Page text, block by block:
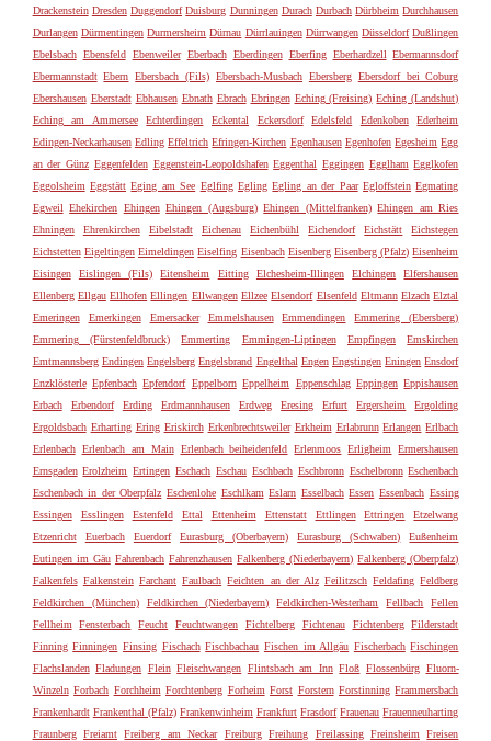
Drackenstein Dresden Duggendorf Duisburg Dunningen Durach Durbach Dürbheim Durchhausen
Durlangen Dürmentingen Durmersheim Dürnau Dürrlauingen Dürrwangen Düsseldorf Dußlingen
Ebelsbach Ebensfeld Ebenweiler Eberbach Eberdingen Eberfing Eberhardzell Ebermannsdorf
Ebermannstadt Ebern Ebersbach (Fils) Ebersbach-Musbach Ebersberg Ebersdorf bei Coburg
Ebershausen Eberstadt Ebhausen Ebnath Ebrach Ebringen Eching (Freising) Eching (Landshut)
Eching am Ammersee
Echterdingen Eckental Eckersdorf Edelsfeld Edenkoben
Ederheim
Edingen-Neckarhausen Edling Effeltrich Efringen-Kirchen Egenhausen Egenhofen Egesheim Egg
an der Günz Eggenfelden Eggenstein-Leopoldshafen Eggenthal Eggingen Egglham Egglkofen
Eggolsheim Eggstätt Eging am See Eglfing Egling Egling an der Paar Egloffstein Egmating
Egweil Ehekirchen Ehingen Ehingen (Augsburg) Ehingen (Mittelfranken) Ehingen am Ries
Ehningen
Ehrenkirchen Eibelstadt Eichenau Eichenbühl Eichendorf Eichstätt
Eichstegen
Eichstetten Eigeltingen Eimeldingen Eiselfing Eisenbach Eisenberg Eisenberg (Pfalz) Eisenheim
Eisingen
Eislingen (Fils) Eitensheim Eitting Elchesheim-Illingen Elchingen
Elfershausen
Ellenberg Ellgau Ellhofen Ellingen Ellwangen Ellzee Elsendorf Elsenfeld Eltmann Elzach Elztal
Emeringen
Emerkingen Emersacker Emmelshausen Emmendingen
Emmering (Ebersberg)
Emmering (Fürstenfeldbruck)
Emmerting Emmingen-Liptingen Empfingen
Emskirchen
Emtmannsberg Endingen Engelsberg Engelsbrand Engelthal Engen Engstingen Eningen Ensdorf
Enzklösterle Epfenbach Epfendorf Eppelborn Eppelheim Eppenschlag Eppingen Eppishausen
Erbach
Erbendorf Erding Erdmannhausen Erdweg Eresing Erfurt Ergersheim
Ergolding
Ergoldsbach Erharting Ering Eriskirch Erkenbrechtsweiler Erkheim Erlabrunn Erlangen Erlbach
Erlenbach Erlenbach am Main Erlenbach beiheidenfeld Erlenmoos Erligheim
Ermershausen
Ernsgaden Erolzheim Ertingen Eschach Eschau Eschbach Eschbronn Eschelbronn Eschenbach
Eschenbach in der Oberpfalz Eschenlohe Eschlkam Eslarn Esselbach Essen Essenbach Essing
Essingen
Esslingen Estenfeld Ettal Ettenheim Ettenstatt Ettlingen Ettringen
Etzelwang
Etzenricht
Euerbach Euerdorf Eurasburg (Oberbayern) Eurasburg (Schwaben)
Eußenheim
Eutingen im Gäu Fahrenbach Fahrenzhausen Falkenberg (Niederbayern) Falkenberg (Oberpfalz)
Falkenfels Falkenstein Farchant Faulbach Feichten an der Alz Feilitzsch Feldafing Feldberg
Feldkirchen (München)
Feldkirchen (Niederbayern) Feldkirchen-Westerham Fellbach
Fellen
Fellheim
Fensterbach Feucht Feuchtwangen Fichtelberg Fichtenau Fichtenberg
Filderstadt
Finning Finningen Finsing Fischach Fischbachau Fischen im Allgäu Fischerbach Fischingen
Flachslanden Fladungen Flein Fleischwangen Flintsbach am Inn Floß Flossenbürg Fluorn-
Winzeln Forbach Forchheim Forchtenberg Forheim Forst Forstern Forstinning Frammersbach
Frankenhardt Frankenthal (Pfalz) Frankenwinheim Frankfurt Frasdorf Frauenau Frauenneuharting
Fraunberg Freiamt Freiberg am Neckar Freiburg Freihung Freilassing Freinsheim
Freisen